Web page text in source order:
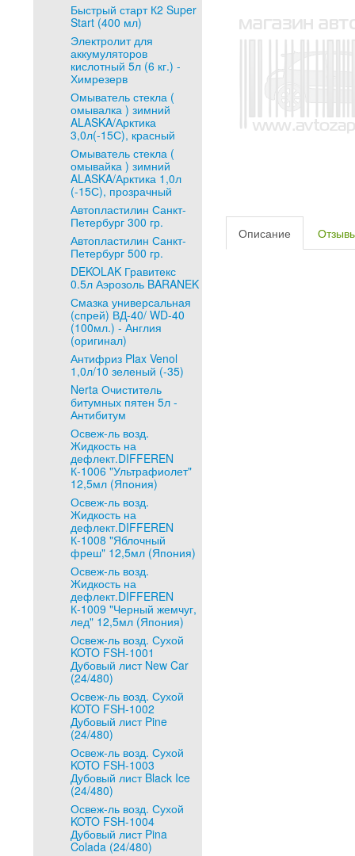
Быстрый старт К2 Super
Start (400 мл)
Электролит для
аккумуляторов
кислотный 5л (6 кг.) -
Химрезерв
Омыватель стекла (
омывалка ) зимний
ALASKA/Арктика
3,0л(-15С), красный
Омыватель стекла (
омывайка ) зимний
ALASKA/Арктика 1,0л
(-15С), прозрачный
Автопластилин Санкт-
Петербург 300 гр.
Автопластилин Санкт-
Петербург 500 гр.
DEKOLAK Гравитекс
0.5л Аэрозоль BARANEK
Смазка универсальная
(спрей) ВД-40/ WD-40
(100мл.) - Англия
(оригинал)
Антифриз Plax Venol
1,0л/10 зеленый (-35)
Nerta Очиститель
битумных пятен 5л -
Антибитум
Освеж-ль возд.
Жидкость на
дефлект.DIFFEREN
К-1006 "Ультрафиолет"
12,5мл (Япония)
Освеж-ль возд.
Жидкость на
дефлект.DIFFEREN
К-1008 "Яблочный
фреш" 12,5мл (Япония)
Освеж-ль возд.
Жидкость на
дефлект.DIFFEREN
К-1009 "Черный жемчуг,
лед" 12,5мл (Япония)
Освеж-ль возд. Сухой
KOTO FSH-1001
Дубовый лист New Car
(24/480)
Освеж-ль возд. Сухой
KOTO FSH-1002
Дубовый лист Pine
(24/480)
Освеж-ль возд. Сухой
KOTO FSH-1003
Дубовый лист Black Ice
(24/480)
Освеж-ль возд. Сухой
KOTO FSH-1004
Дубовый лист Pina
Colada (24/480)
Описание